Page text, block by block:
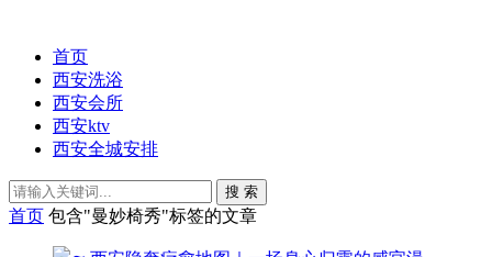
首页
西安洗浴
西安会所
西安ktv
西安全城安排
搜 索
首页 包含"曼妙椅秀"标签的文章